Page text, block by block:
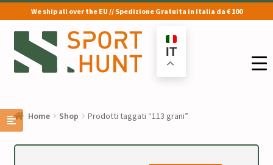
We ship all over the EU // Spedizione Gratuita in Italia da € 100
Vai
alla
navigazione
Vai
al
contenuto
IT
Home Shop Prodotti taggati “113 grani”